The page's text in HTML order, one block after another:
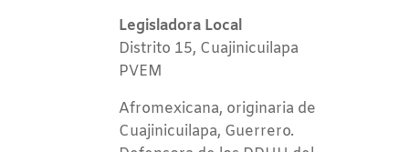
Legisladora Local
Distrito 15, Cuajinicuilapa
PVEM
Afromexicana, originaria de
Cuajinicuilapa, Guerrero.